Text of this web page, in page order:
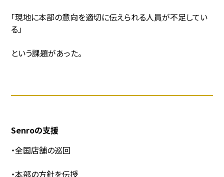
「現地に本部の意向を適切に伝えられる人員が不足してい
る」
という課題があった。
Senroの支援
・全国店舗の巡回
・本部の方針を伝授